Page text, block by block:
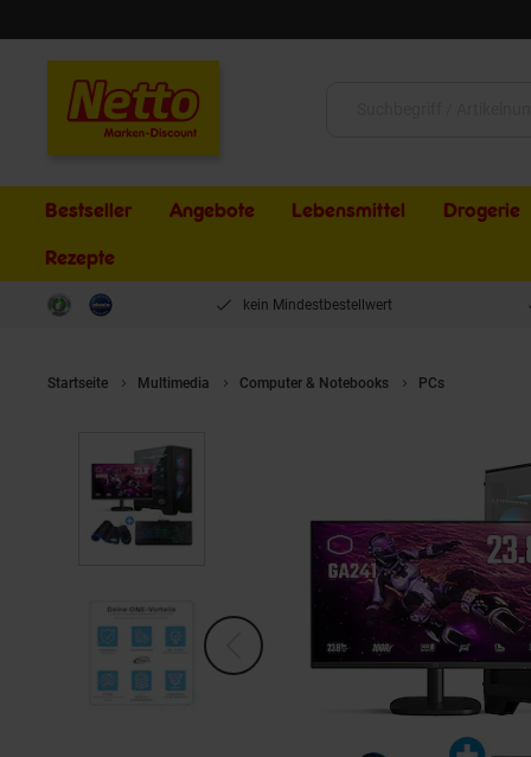
Bestseller Angebote Lebensmittel Drogerie
Rezepte
kein Mindestbestellwert
Startseite Multimedia Computer & Notebooks PCs